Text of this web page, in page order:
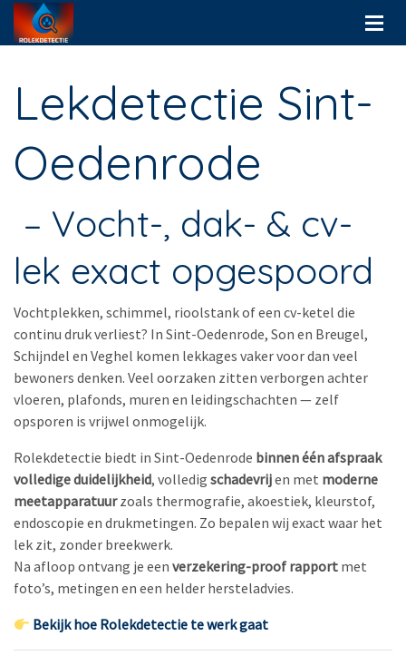
Lekdetectie Sint-
Oedenrode
– Vocht-, dak- & cv-
lek exact opgespoord
Vochtplekken, schimmel, rioolstank of een cv-ketel die
continu druk verliest? In Sint-Oedenrode, Son en Breugel,
Schijndel en Veghel komen lekkages vaker voor dan veel
bewoners denken. Veel oorzaken zitten verborgen achter
vloeren, plafonds, muren en leidingschachten — zelf
opsporen is vrijwel onmogelijk.
Rolekdetectie biedt in Sint-Oedenrode binnen één afspraak
volledige duidelijkheid, volledig schadevrijen met moderne
meetapparatuurzoals thermografie, akoestiek, kleurstof,
endoscopie en drukmetingen. Zo bepalen wij exact waar het
lek zit, zonder breekwerk.
Na afloop ontvang je een verzekering-proof rapport met
foto’s, metingen en een helder hersteladvies.
Bekijk hoe Rolekdetectie te werk gaat